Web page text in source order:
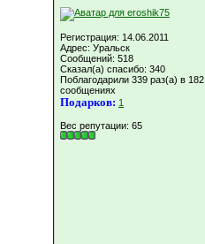
Регистрация: 14.06.2011
Адрес: Уральск
Сообщений: 518
Сказал(а) спасибо: 340
Поблагодарили 339 раз(а) в 182
сообщениях
Подарков: 1
Вес репутации: 65